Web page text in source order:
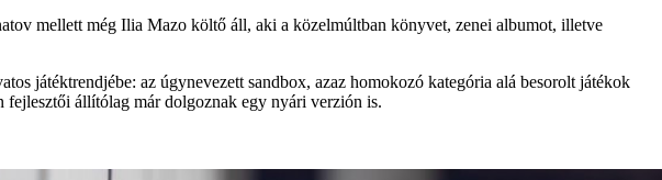
mellett még Ilia Mazo költő áll, aki a közelmúltban könyvet, zenei albumot, illetve
játéktrendjébe: az úgynevezett sandbox, azaz homokozó kategória alá besorolt játékok
állítólag már dolgoznak egy nyári verzión is.